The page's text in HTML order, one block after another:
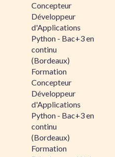
Concepteur
Développeur
d'Applications
Python - Bac+3 en
continu
(Bordeaux)
Formation
Concepteur
Développeur
d'Applications
Python - Bac+3 en
continu
(Bordeaux)
Formation